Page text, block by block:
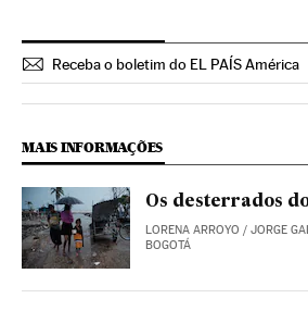
Receba o boletim do EL PAÍS América
MAIS INFORMAÇÕES
Os desterrados
LORENA ARROYO / JORGE
BOGOTÁ